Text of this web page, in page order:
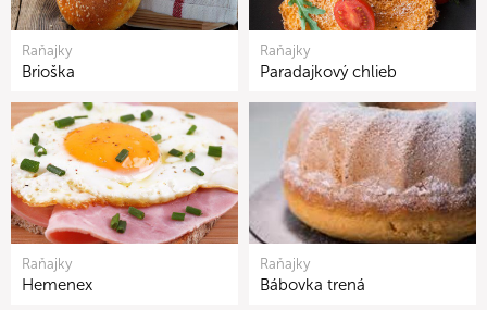
Raňajky
Brioška
Raňajky
Paradajkový chlieb
Raňajky
Hemenex
Raňajky
Bábovka trená